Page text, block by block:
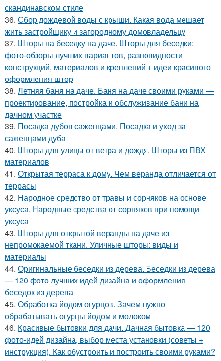
скандинавском стиле
36. Сбор дождевой воды с крыши. Какая вода мешает
жить застройщику и загородному домовладельцу
37. Шторы на беседку на даче. Шторы для беседки:
фото-обзоры лучших вариантов, разновидности
конструкций, материалов и креплений + идеи красивого
оформления штор
38. Летняя баня на даче. Баня на даче своими руками —
проектирование, постройка и обслуживание бани на
дачном участке
39. Посадка дубов саженцами. Посадка и уход за
саженцами дуба
40. Шторы для улицы от ветра и дождя. Шторы из ПВХ
материалов
41. Открытая терраса к дому. Чем веранда отличается от
террасы
42. Народное средство от травы и сорняков на основе
уксуса. Народные средства от сорняков при помощи
уксуса
43. Шторы для открытой веранды на даче из
непромокаемой ткани. Уличные шторы: виды и
материалы
44. Оригинальные беседки из дерева. Беседки из дерева
— 120 фото лучших идей дизайна и оформления
беседок из дерева
45. Обработка йодом огурцов. Зачем нужно
обрабатывать огурцы йодом и молоком
46. Красивые бытовки для дачи. Дачная бытовка — 120
фото-идей дизайна, выбор места установки (советы +
инструкция). Как обустроить и построить своими руками?